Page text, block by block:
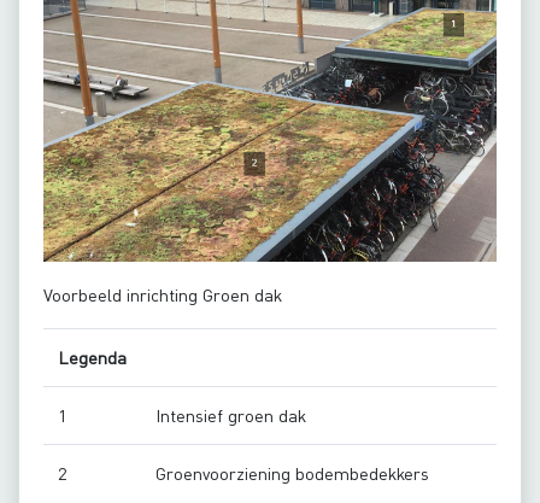
Voorbeeld inrichting Groen dak
Legenda
1 Intensief groen dak
2 Groenvoorziening bodembedekkers